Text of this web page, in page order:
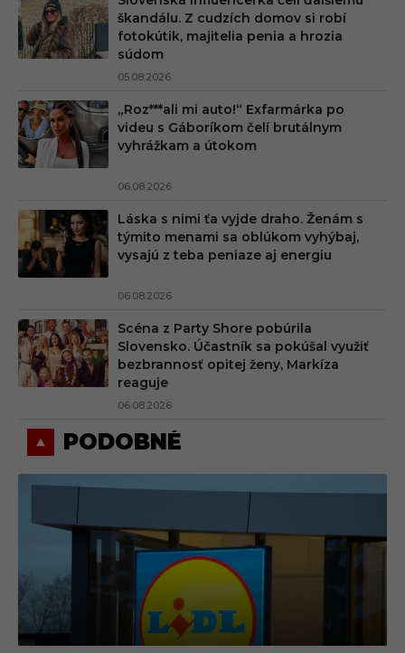
škandálu. Z cudzích domov si robí
fotokútik, majitelia penia a hrozia
súdom
05.08.2026
„Roz***ali mi auto!“ Exfarmárka po
videu s Gáboríkom čelí brutálnym
vyhrážkam a útokom
06.08.2026
Láska s nimi ťa vyjde draho. Ženám s
týmito menami sa oblúkom vyhýbaj,
vysajú z teba peniaze aj energiu
06.08.2026
Scéna z Party Shore pobúrila
Slovensko. Účastník sa pokúšal využiť
bezbrannosť opitej ženy, Markíza
reaguje
06.08.2026
PODOBNÉ